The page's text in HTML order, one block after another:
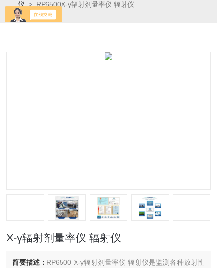
仪 > RP6500X-γ辐射剂量率仪 辐射仪
X-γ辐射剂量率仪 辐射仪
简要描述： RP6500 X-γ辐射剂量率仪 辐射仪是监测各种放射性